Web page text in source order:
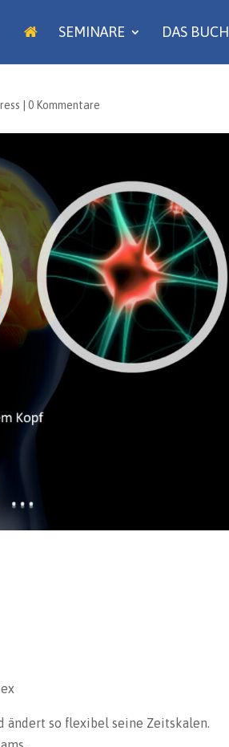
SEMINARE DAS BUCH
|0 Kommentare
ändert so flexibel seine Zeitskalen.